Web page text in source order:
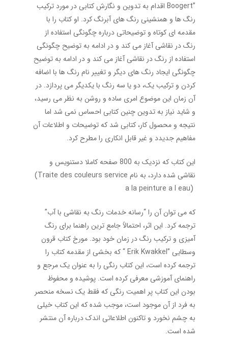
Boogert” اقدام به تدوین و نگارش کتابی در مورد ترکیب
رنگ ها و همنشینی رنگ های آبرنگ کرد. او کتاب را با
مقدمه ای کوتاه و توضیحاتی درباره چگونگی استفاده از
رنگ در نقاشی آغاز می کند و در ادامه به توضیح چگونگی
استفاده از رنگ در نقاشی آغاز می کند و در ادامه به توضیح
چگونگی ایجاد رنگ های دیگر و تغییر نام رنگ ها با اضافه
کردن و ترکیب یک، دو یا سه رنگ با یکدیگر می پردازد. در
آن زمان این موضوع امری ساده و روشن به نظر می رسید،
و شاید نیاز به تدوین چنین کتابی احساس نمی شد اما
نتیجه و محصول کار، کتابی شد که توضیحات و اطلاعات آن
مفاهیم جدیدد و غیر قابل انکاری را مطرح کرد.
این کتاب که نزدیک به 800 صفحه کاملا دستنویس و
نقاشی شده دارد، به نام (Traite des couleurs service
a la peinture a l eau)
که می توان آن را “رسانه خدمات رنگ به نقاشی با آب”
ترجمه کرد. این اثر، احتمالاً جامع ترین راهنما برای رنگ
آمیزی و ترکیب رنگ در زمان خود بود. مورخ کتاب قرون
وسطایی “ Erik Kwakkel”که بخشی از مقدمه کتاب را
ترجمه کرده است، این کتاب رنگی را به عنوان یک مرجع و
راهنمای آموزشی معرفی کرده است. پوشیده و محفوظ
بودن این کتاب پر اهمیت رنگی که فقط یک نسخه منحصر
به فرد از آن موجود است، موجب شده که این کتاب خیلی
به چشم نخورد و تاکنون اطلاعاتی اندک درباره آن منتشر
شده است.